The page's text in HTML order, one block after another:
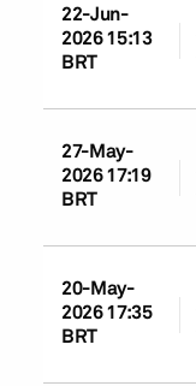
22-Jun-
2026 15:13
BRT
27-May-
2026 17:19
BRT
20-May-
2026 17:35
BRT